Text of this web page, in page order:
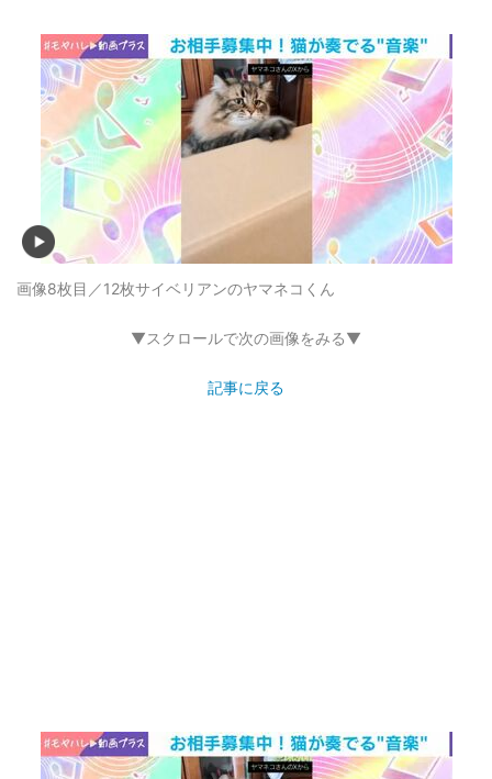
画像8枚目／12枚サイベリアンのヤマネコくん
▼スクロールで次の画像をみる▼
記事に戻る